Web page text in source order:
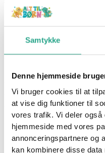
Samtykke
Denne hjemmeside
Vi bruger cookies til at
at vise dig funktioner til
vores trafik. Vi deler også
hjemmeside med vores
annonceringspartnere og
kan kombinere disse
Varenummer
Spørg om produktet
Åbn din havfruebeholder og
sand, havfrueredskaber og
smukke muslingeskaller,
store opalskal! Når du er
komme sandet tilbage i
problemfri oprydning.
og fascinerende legesand,